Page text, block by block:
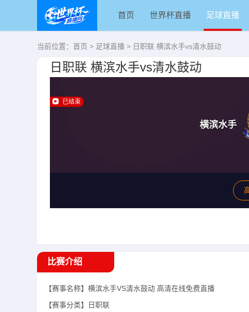
首页 世界杯直播 足球直播
当前位置： 首页 > 足球直播 > 日职联 横滨水手vs清水鼓动
日职联 横滨水手vs清水鼓动
已结束
横滨水手
比赛介绍
【赛事名称】 横滨水手VS清水鼓动 高清在线免费直播
【赛事分类】
日职联